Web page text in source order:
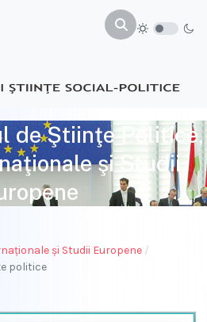
de Ştiinţe Politice,
şi Studii
şi Studii Europene
politice